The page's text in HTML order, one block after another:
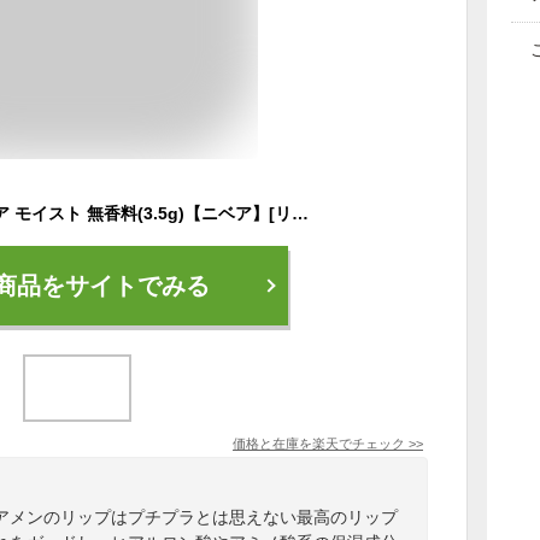
ニベアメン リップケア モイスト 無香料(3.5g)【ニベア】[リップクリーム]
品をサイトでみる
価格と在庫を楽天でチェック >>
メンのリップはプチプラとは思えない最高のリップ